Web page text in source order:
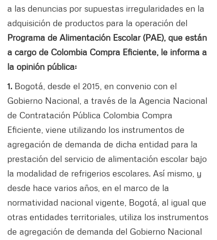
a las denuncias por supuestas irregularidades en la
adquisición de productos para la operación del
Programa de Alimentación Escolar (PAE), que están
a cargo de Colombia Compra Eficiente, le informa a
la opinión pública:
1. Bogotá, desde el 2015, en convenio con el
Gobierno Nacional, a través de la Agencia Nacional
de Contratación Pública Colombia Compra
Eficiente, viene utilizando los instrumentos de
agregación de demanda de dicha entidad para la
prestación del servicio de alimentación escolar bajo
la modalidad de refrigerios escolares. Así mismo, y
desde hace varios años, en el marco de la
normatividad nacional vigente, Bogotá, al igual que
otras entidades territoriales, utiliza los instrumentos
de agregación de demanda del Gobierno Nacional